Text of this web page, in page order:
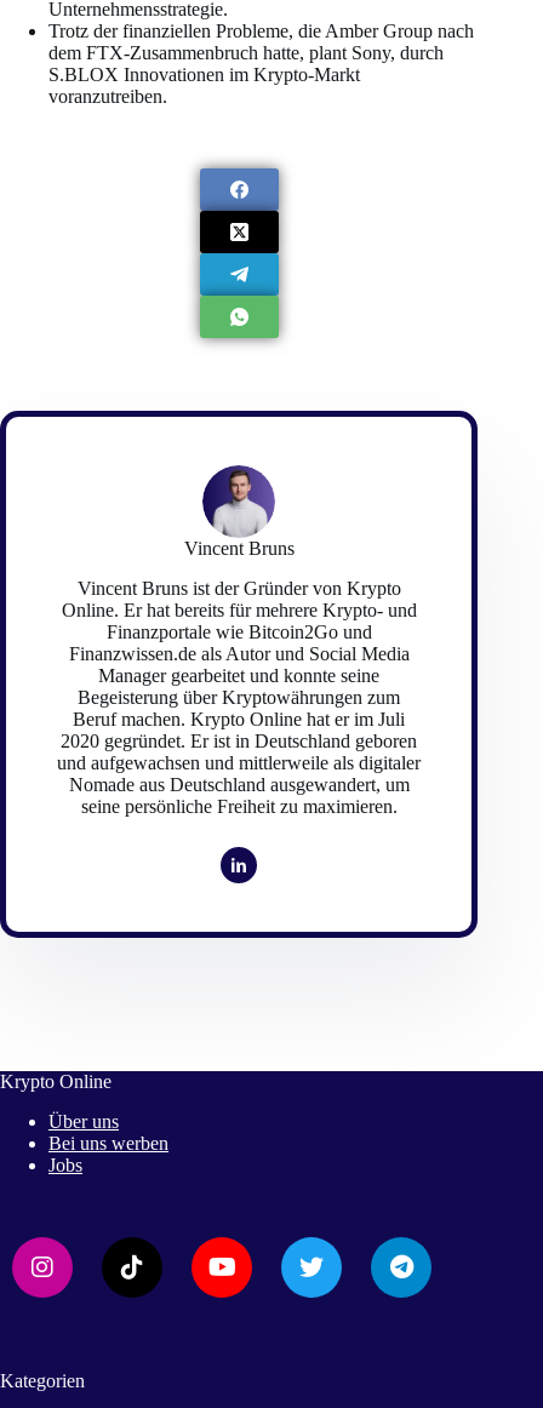
Unternehmensstrategie.
Trotz der finanziellen Probleme, die Amber Group nach
dem FTX-Zusammenbruch hatte, plant Sony, durch
S.BLOX Innovationen im Krypto-Markt
voranzutreiben.
Vincent Bruns
Vincent Bruns ist der Gründer von Krypto
Online. Er hat bereits für mehrere Krypto- und
Finanzportale wie Bitcoin2Go und
Finanzwissen.de als Autor und Social Media
Manager gearbeitet und konnte seine
Begeisterung über Kryptowährungen zum
Beruf machen. Krypto Online hat er im Juli
2020 gegründet. Er ist in Deutschland geboren
und aufgewachsen und mittlerweile als digitaler
Nomade aus Deutschland ausgewandert, um
seine persönliche Freiheit zu maximieren.
Krypto Online
Über uns
Bei uns werben
Jobs
Kategorien